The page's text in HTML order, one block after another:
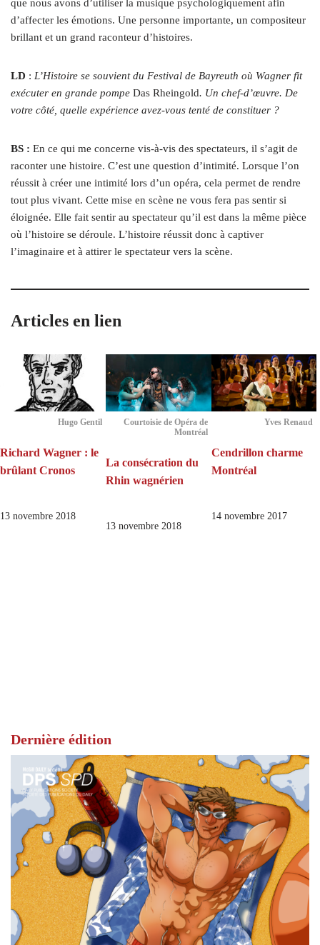
que nous avons d’utiliser la musique psychologiquement afin
d’affecter les émotions. Une personne importante, un compositeur
brillant et un grand raconteur d’histoires.
LD : L’Histoire se souvient du Festival de Bayreuth où Wagner fit
exécuter en grande pompe Das Rheingold. Un chef‑d’œuvre. De
votre côté, quelle expérience avez-vous tenté de constituer ?
BS : En ce qui me concerne vis-à-vis des spectateurs, il s’agit de
raconter une histoire. C’est une question d’intimité. Lorsque l’on
réussit à créer une intimité lors d’un opéra, cela permet de rendre
tout plus vivant. Cette mise en scène ne vous fera pas sentir si
éloignée. Elle fait sentir au spectateur qu’il est dans la même pièce
où l’histoire se déroule. L’histoire réussit donc à captiver
l’imaginaire et à attirer le spectateur vers la scène.
Articles en lien
Hugo Gentil
Richard Wagner : le
brûlant Cronos
13 novembre 2018
Courtoisie de Opéra de
Montréal
La consécration du
Rhin wagnérien
13 novembre 2018
Yves Renaud
Cendrillon charme
Montréal
14 novembre 2017
Dernière édition